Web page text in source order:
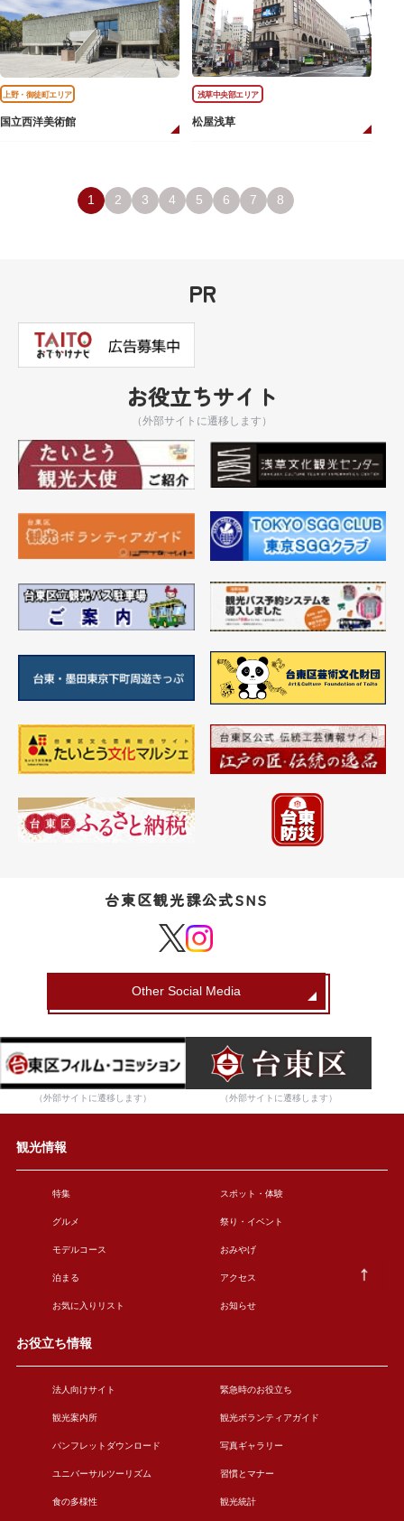
上野・御徒町エリア
国立西洋美術館
浅草中央部エリア
松屋浅草
1 2 3 4 5 6 7 8
PR
お役立ちサイト
（外部サイトに遷移します）
台東区観光課公式SNS
Other Social Media
（外部サイトに遷移します） （外部サイトに遷移します）
観光情報
特集 スポット・体験
グルメ 祭り・イベント
モデルコース おみやげ
泊まる アクセス
お気に入りリスト お知らせ
お役立ち情報
法人向けサイト 緊急時のお役立ち
観光案内所 観光ボランティアガイド
パンフレットダウンロード 写真ギャラリー
ユニバーサルツーリズム 習慣とマナー
食の多様性 観光統計